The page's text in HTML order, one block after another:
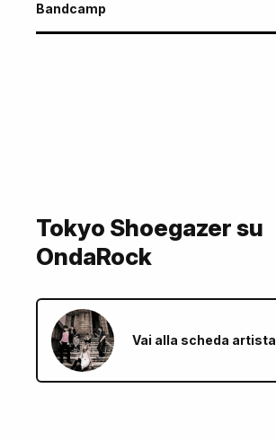
Bandcamp
Tokyo Shoegazer su
OndaRock
Vai alla scheda artista